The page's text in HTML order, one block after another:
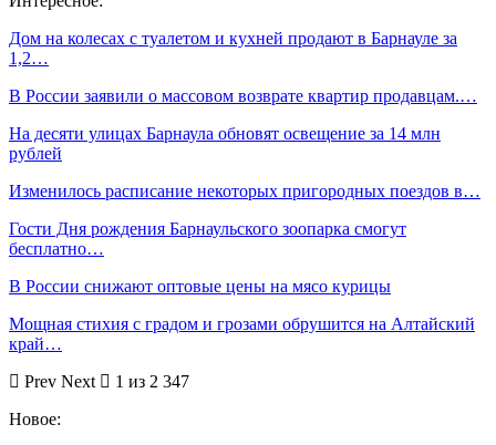
Дом на колесах с туалетом и кухней продают в Барнауле за
1,2…
В России заявили о массовом возврате квартир продавцам.…
На десяти улицах Барнаула обновят освещение за 14 млн
рублей
Изменилось расписание некоторых пригородных поездов в…
Гости Дня рождения Барнаульского зоопарка смогут
бесплатно…
В России снижают оптовые цены на мясо курицы
Мощная стихия с градом и грозами обрушится на Алтайский
край…
Prev Next
1 из 2 347
Новое: